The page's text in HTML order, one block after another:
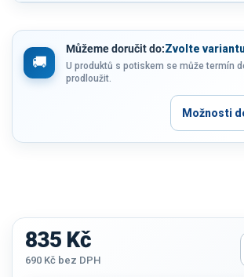
Můžeme doručit do:Zvolte
U produktů s potiskem se může termín
prodloužit.
Možnosti
835 Kč
690 Kč bez DPH